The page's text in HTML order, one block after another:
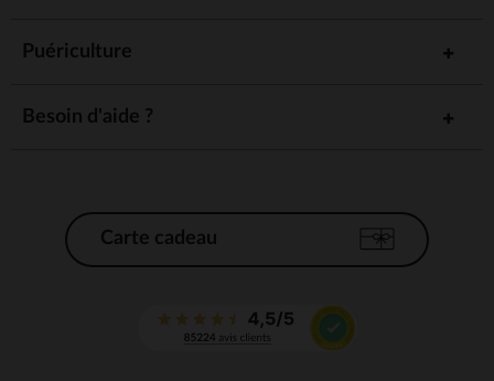
Puériculture
Besoin d'aide ?
Carte cadeau